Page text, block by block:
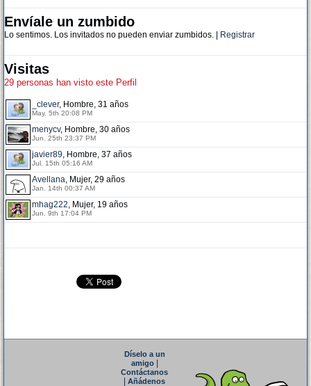
Envíale un zumbido
Lo sentimos. Los invitados no pueden enviar zumbidos. | Registrar
Visitas
29 personas han visto este Perfil
_clever, Hombre, 31 años
May. 5th 20:08 PM
menycv, Hombre, 30 años
Jun. 25th 23:37 PM
javier89, Hombre, 37 años
Jul. 15th 05:16 AM
Avellana, Mujer, 29 años
Jan. 14th 00:37 AM
mhag222, Mujer, 19 años
Jun. 9th 17:04 PM
Díselo a un
amigo|
Contáctanos
Añádenos